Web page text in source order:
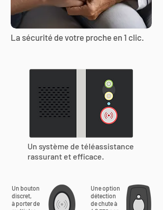
La sécurité de votre proche en 1 clic.
Un système de téléassistance
rassurant et efficace.
Un bouton
discret,
à porter de
Une option
détection
de chute à